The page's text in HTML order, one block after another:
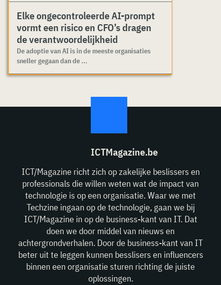
Elke ongecontroleerde AI-prompt
vormt een risico en CFO’s dragen
de verantwoordelijkheid
De adoptie van AI is in de meeste organisaties
sneller gegaan dan de ...
ICTMagazine.be
ICT/Magazine richt zich op zakelijke beslissers en
professionals die willen weten wat de impact van
technologie is op een organisatie. Waar we met
Techzine ingaan op de technologie, gaan we bij
ICT/Magazine in op de business-kant van IT. Dat
doen we door middel van nieuws en
achtergrondverhalen. Door de business-kant van IT
beter uit te leggen kunnen besslisers en influencers
binnen een organisatie sturen richting de juiste
oplossingen.